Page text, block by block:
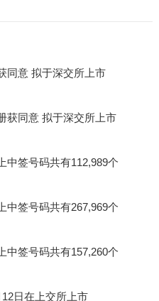
同意 拟于深交所上市
获同意 拟于深交所上市
中签号码共有112,989个
中签号码共有267,969个
中签号码共有157,260个
日在上交所上市